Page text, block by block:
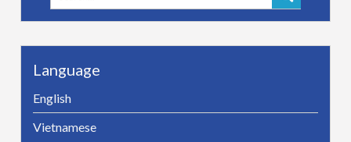
for:
Language
English
Vietnamese